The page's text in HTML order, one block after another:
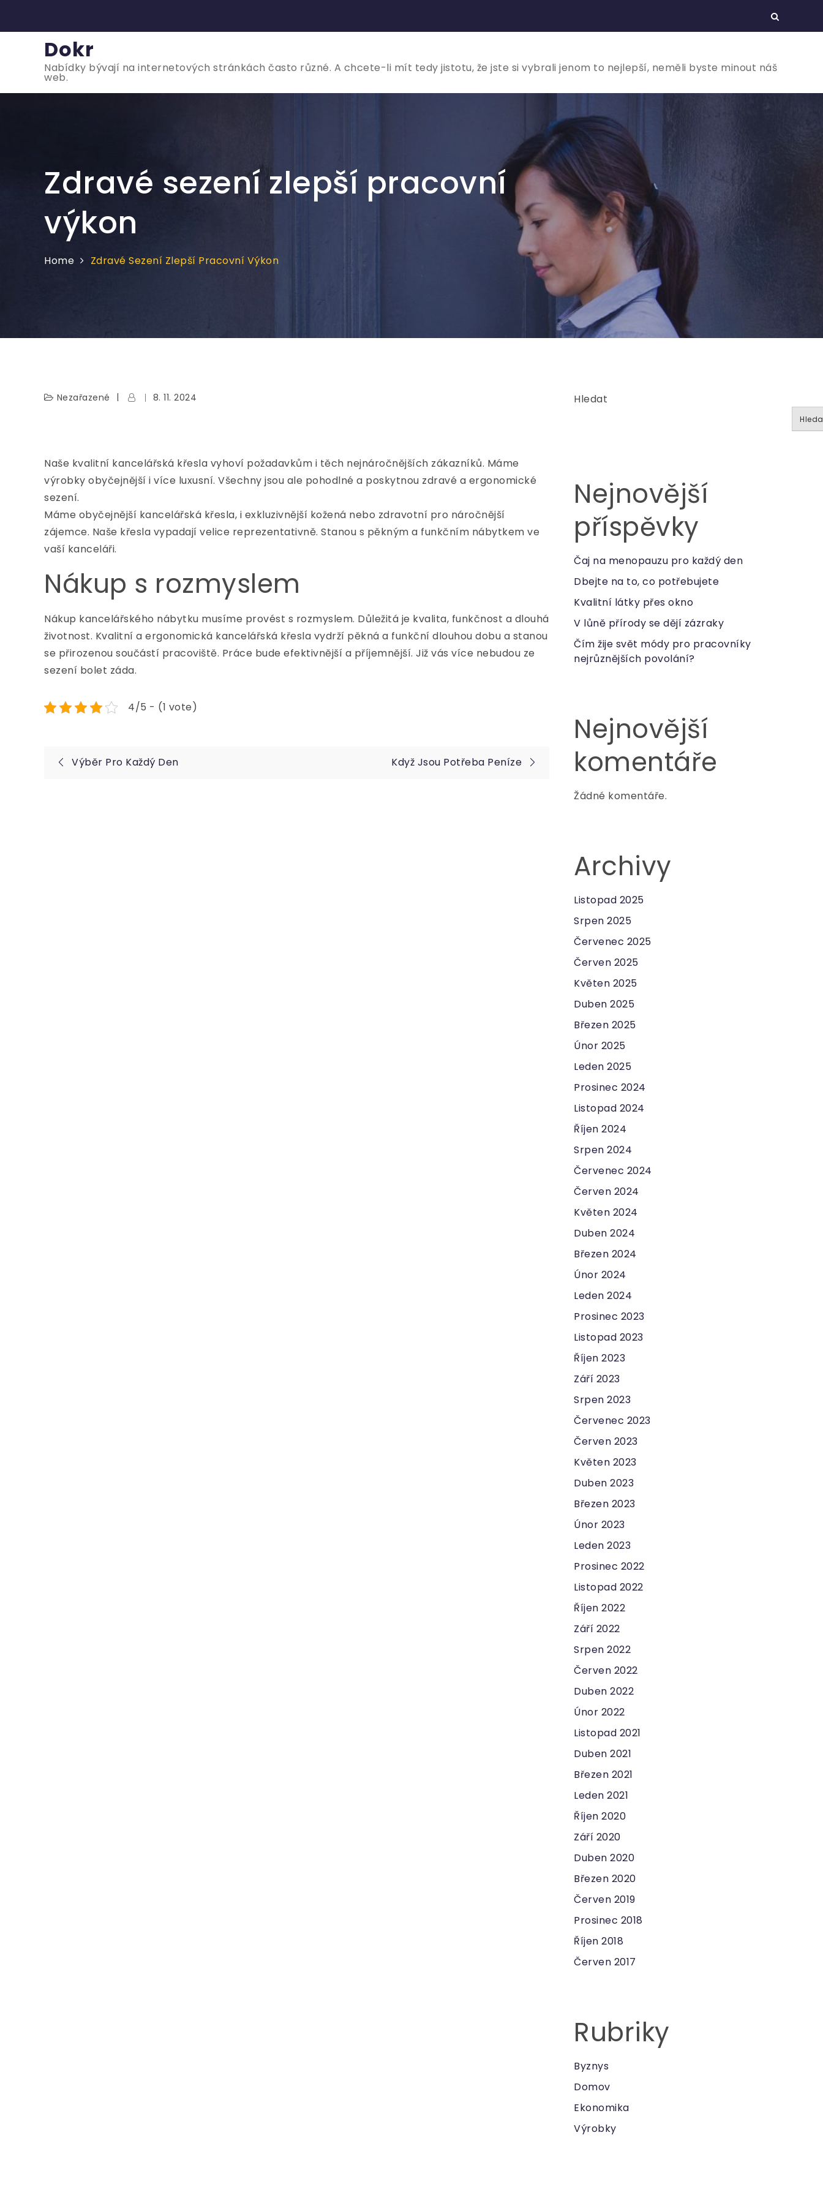
content Dokr
Nabídky bývají na internetových stránkách často různé. A chcete-li mít tedy jistotu, že jste si vybrali jenom to nejlepší, neměli byste minout náš
web.
Zdravé sezení zlepší pracovní
výkon
Home Zdravé Sezení Zlepší Pracovní Výkon
Nezařazené 8. 11. 2024
Naše kvalitní kancelářská křesla vyhoví požadavkům i těch nejnáročnějších zákazníků. Máme
výrobky obyčejnější i více luxusní. Všechny jsou ale pohodlné a poskytnou zdravé a ergonomické
sezení.
Máme obyčejnější kancelářská křesla, i exkluzivnější kožená nebo zdravotní pro náročnější
zájemce. Naše křesla vypadají velice reprezentativně. Stanou s pěkným a funkčním nábytkem ve
vaší kanceláři.
Nákup s rozmyslem
Nákup kancelářského nábytku musíme provést s rozmyslem. Důležitá je kvalita, funkčnost a dlouhá
životnost. Kvalitní a ergonomická kancelářská křesla vydrží pěkná a funkční dlouhou dobu a stanou
se přirozenou součástí pracoviště. Práce bude efektivnější a příjemnější. Již vás více nebudou ze
sezení bolet záda.
4/5 - (1 vote)
Navigace
Výběr Pro Každý Den Když Jsou Potřeba Peníze
Hledat
Nejnovější
příspěvky
Čaj na menopauzu pro každý den
Dbejte na to, co potřebujete
Kvalitní látky přes okno
V lůně přírody se dějí zázraky
Čím žije svět módy pro pracovníky
nejrůznějších povolání?
Nejnovější
komentáře
Žádné komentáře.
Archivy
Listopad 2025
Srpen 2025
Červenec 2025
Červen 2025
Květen 2025
Duben 2025
Březen 2025
Únor 2025
Leden 2025
Prosinec 2024
Listopad 2024
Říjen 2024
Srpen 2024
Červenec 2024
Červen 2024
Květen 2024
Duben 2024
Březen 2024
Únor 2024
Leden 2024
Prosinec 2023
Listopad 2023
Říjen 2023
Září 2023
Srpen 2023
Červenec 2023
Červen 2023
Květen 2023
Duben 2023
Březen 2023
Únor 2023
Leden 2023
Prosinec 2022
Listopad 2022
Říjen 2022
Září 2022
Srpen 2022
Červen 2022
Duben 2022
Únor 2022
Listopad 2021
Duben 2021
Březen 2021
Leden 2021
Říjen 2020
Září 2020
Duben 2020
Březen 2020
Červen 2019
Prosinec 2018
Říjen 2018
Červen 2017
Rubriky
Byznys
Domov
Ekonomika
Výrobky